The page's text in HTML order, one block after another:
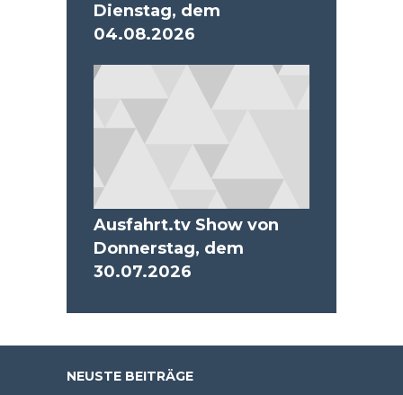
Dienstag, dem
04.08.2026
Ausfahrt.tv Show von
Donnerstag, dem
30.07.2026
NEUSTE BEITRÄGE